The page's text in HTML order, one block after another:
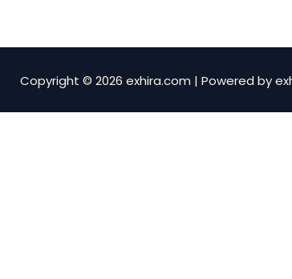
Copyright © 2026 exhira.com | Powered by